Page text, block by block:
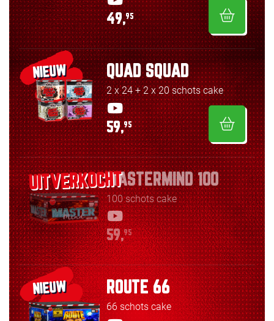
49,95
NIEUW QUAD SQUAD
2 x 24 + 2 x 20 schots cake
59,95
MASTERMIND 100
100 schots cake
59,95
NIEUW ROUTE 66
66 schots cake